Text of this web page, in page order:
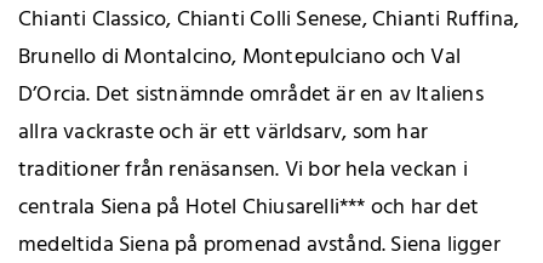
Chianti Classico, Chianti Colli Senese, Chianti Ruffina,
Brunello di Montalcino, Montepulciano och Val
D’Orcia. Det sistnämnde området är en av Italiens
allra vackraste och är ett världsarv, som har
traditioner från renäsansen. Vi bor hela veckan i
centrala Siena på Hotel Chiusarelli*** och har det
medeltida Siena på promenad avstånd. Siena ligger